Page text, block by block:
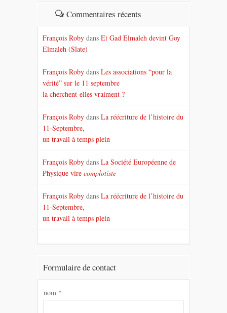
Commentaires récents
François Roby dansEt Gad Elmaleh devint Goy
Elmaleh (Slate)
François Roby dansLes associations “pour la
vérité” sur le 11 septembre
la cherchent-elles vraiment ?
François Roby dansLa réécriture de l’histoire du
11-Septembre,
un travail à temps plein
François Roby dansLa Société Européenne de
Physique virecomplotiste
François Roby dansLa réécriture de l’histoire du
11-Septembre,
un travail à temps plein
Formulaire de contact
nom *